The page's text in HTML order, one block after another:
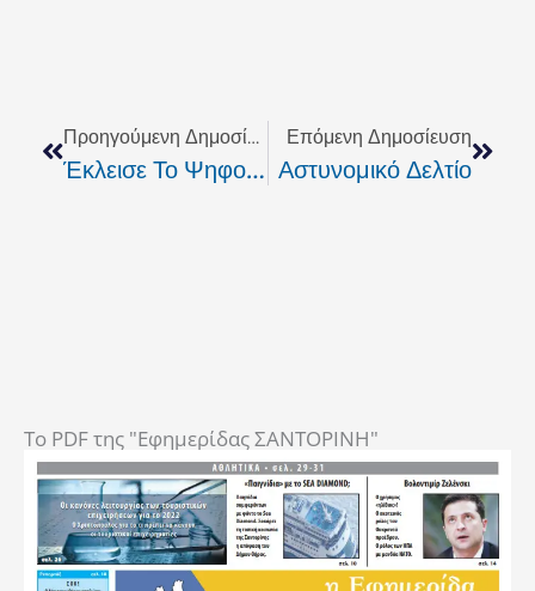
Προηγούμενη Δημοσίευση
Έκλεισε Το Ψηφοδέλτιο Του Συνδυασμού «ΑΝΑΝΕΩΣΗ-ΕΜΠΕΙΡΙΑ» Για Τις Εκλογές Της ΕΠΣ Ρεθύμνης
Επόμενη Δημοσίευση
Αστυνομικό Δελτίο
To PDF της "Εφημερίδας ΣΑΝΤΟΡΙΝΗ"